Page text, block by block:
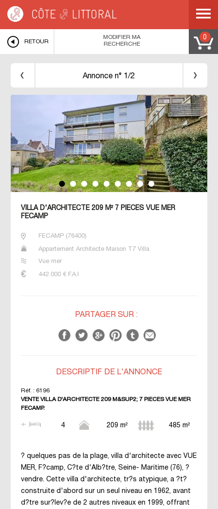
HAUTE NORMANDIE > SEINE MARITIME FECAMP>villa
d'architecte 209 M² 7 PIECES VUE MER FECAMP
RETOUR
0
MODIFIER MA
RECHERCHE
Annonce n° 1/2
VILLA D'ARCHITECTE 209 M² 7 PIECES VUE MER
FECAMP
FECAMP( 76400)
Appartement Architecte Maison T7 Villa
Vue mer
442 000€ F.A.I
PARTAGER SUR :
DESCRIPTIF DE L'ANNONCE
Réf. : 6196
VENTE VILLA D'ARCHITECTE 209 M&SUP2; 7 PIECES VUE MER
FECAMP.
4 209 m² 485 m²
? quelques pas de la plage, villa d'architecte avec VUE
MER, F?camp, C?te d'Alb?tre, Seine- Maritime (76), ?
vendre. Cette villa d'architecte, tr?s atypique, a ?t?
construite d'abord sur un seul niveau en 1962, avant
d?tre sur?lev?e de 2 autres niveaux en 1999, offrant